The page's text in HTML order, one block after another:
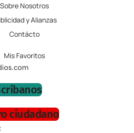
Sobre Nosotros
y Alianzas
Contácto
Mis Favoritos
ciudadano